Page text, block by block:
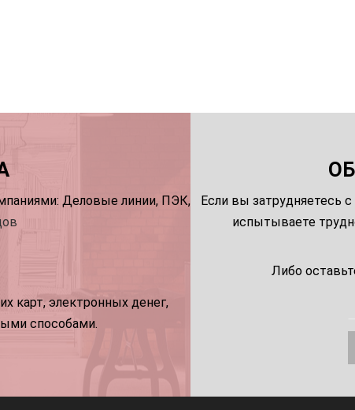
Деловые линии, ПЭК,
карт, электронных денег,
способами.
Если вы затрудняетесь
испытываете
Либо